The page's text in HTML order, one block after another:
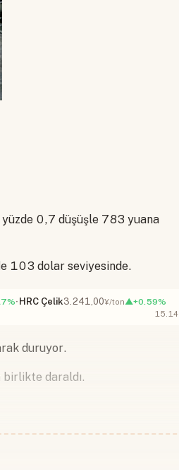
yüzde 0,7 düşüşle 783 yuana
103 dolar seviyesinde.
HRC Çelik3.241,00¥/ton▲+0.59%
15.14
duruyor.
daraldı.